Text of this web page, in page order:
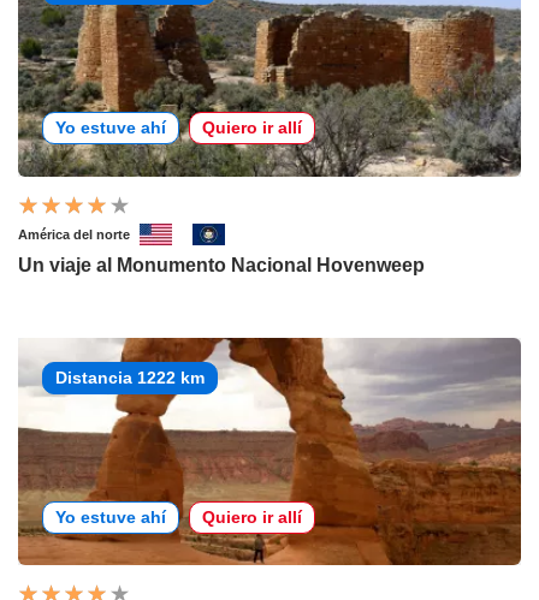
Yo estuve ahí Quiero ir allí
América del norte
Un viaje al Monumento Nacional Hovenweep
Distancia 1222 km
Yo estuve ahí Quiero ir allí